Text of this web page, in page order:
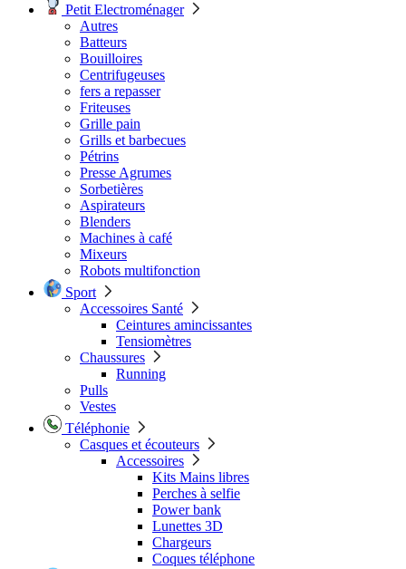
Petit Electroménager
Autres
Batteurs
Bouilloires
Centrifugeuses
fers a repasser
Friteuses
Grille pain
Grills et barbecues
Pétrins
Presse Agrumes
Sorbetières
Aspirateurs
Blenders
Machines à café
Mixeurs
Robots multifonction
Sport
Accessoires Santé
Ceintures amincissantes
Tensiomètres
Chaussures
Running
Pulls
Vestes
Téléphonie
Casques et écouteurs
Accessoires
Kits Mains libres
Perches à selfie
Power bank
Lunettes 3D
Chargeurs
Coques téléphone